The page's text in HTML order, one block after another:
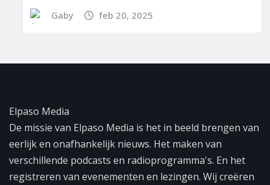
Gaby feb 20, 2025
Elpaso Media
De missie van Elpaso Media is het in beeld brengen van
eerlijk en onafhankelijk nieuws. Het maken van
verschillende podcasts en radioprogramma's. En het
registreren van evenementen en lezingen. Wij creëren